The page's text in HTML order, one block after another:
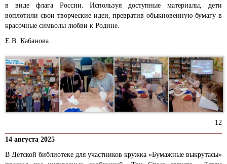
в виде флага России. Используя доступные материалы, дети
воплотили свои творческие идеи, превратив обыкновенную бумагу в
красочные символы любви к Родине.
Е.В. Кабанова
12
14 августа 2025
В Детской библиотеке для участников кружка «Бумажные выкрутасы»